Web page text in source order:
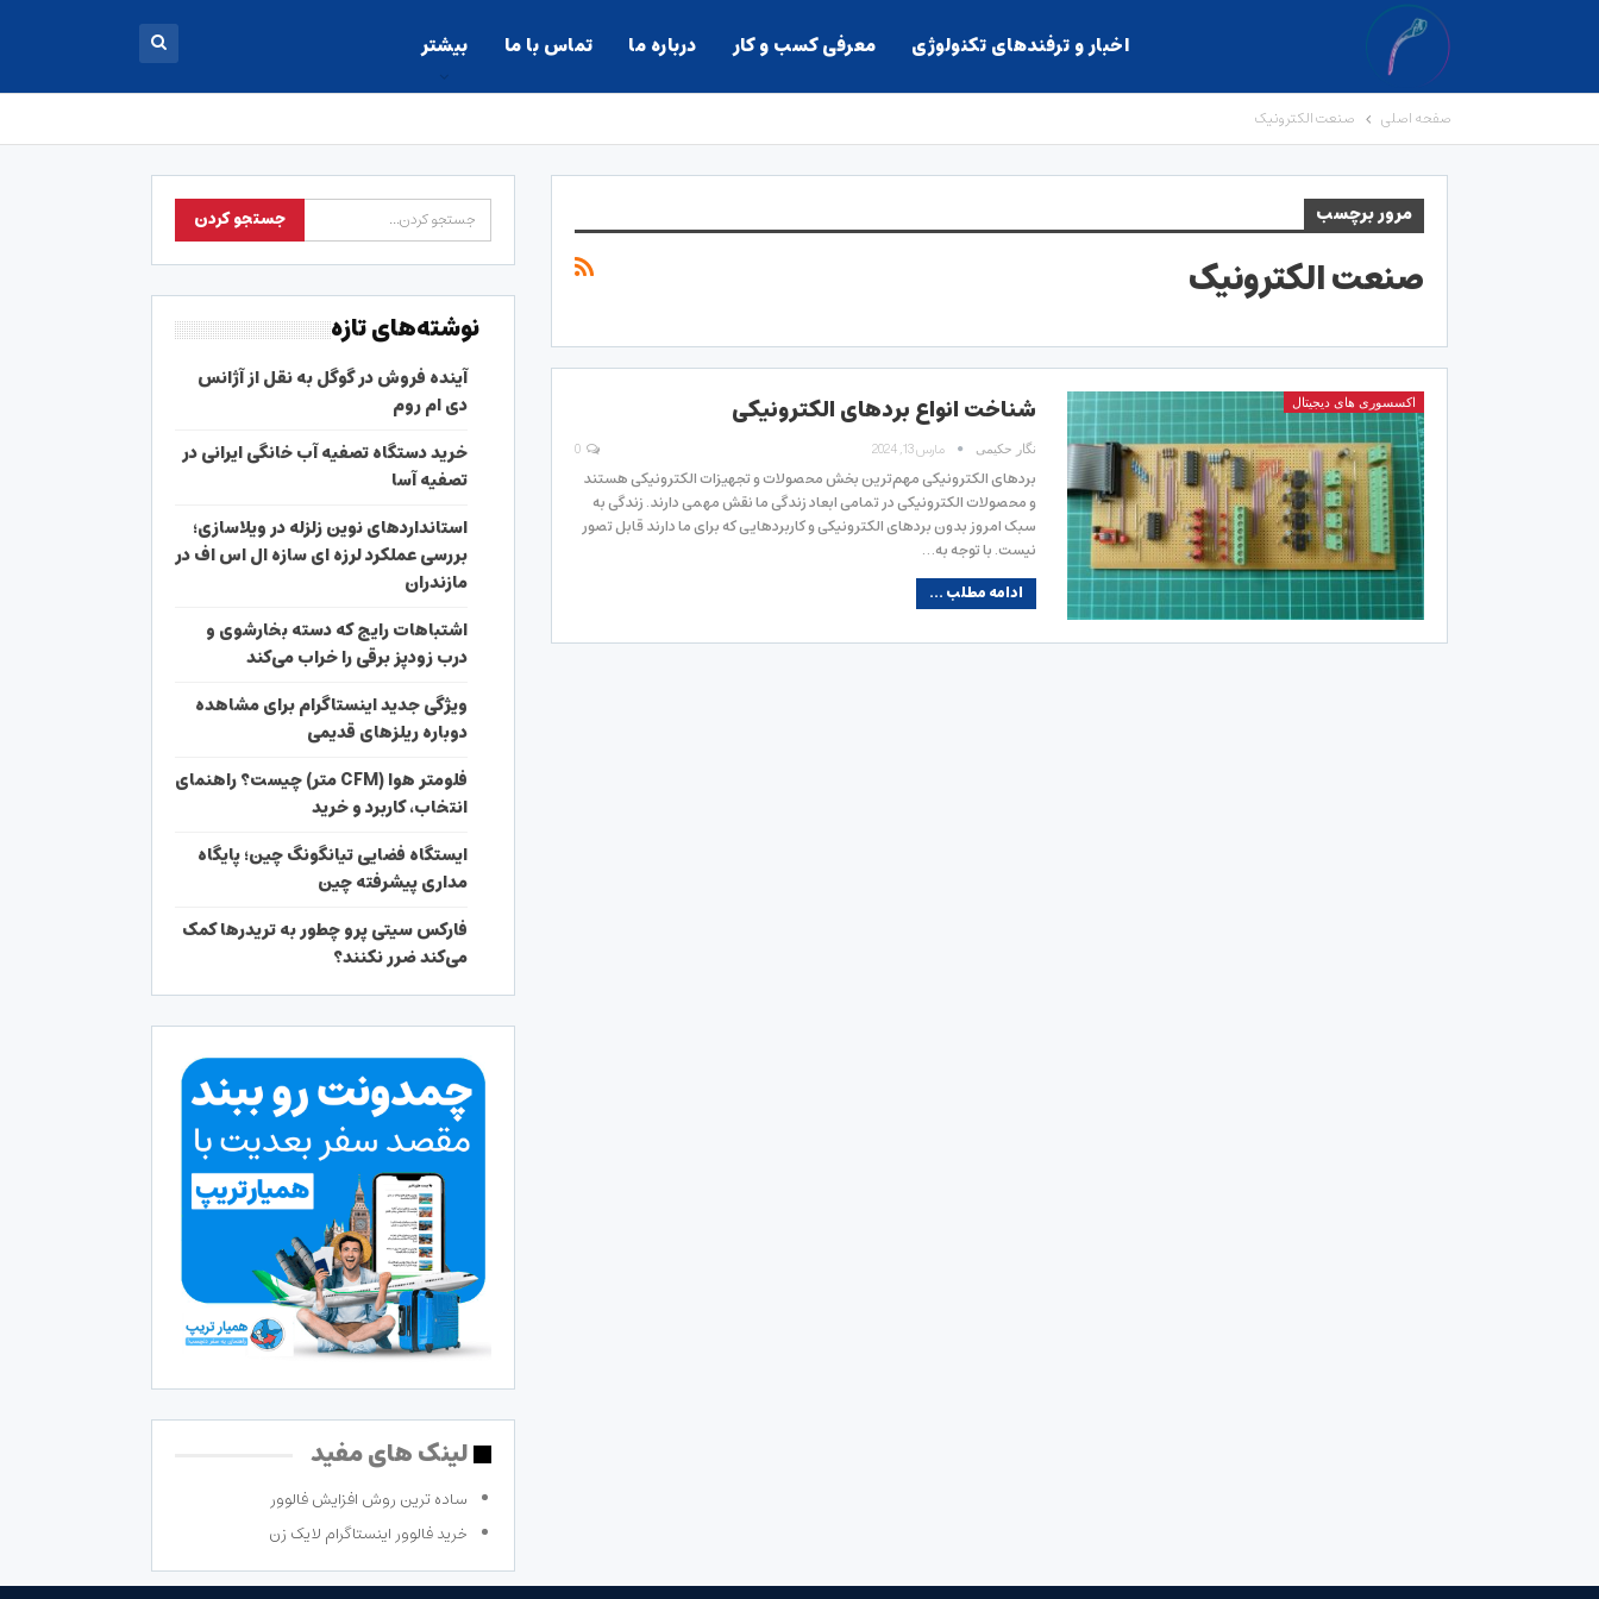
اخبار و ترفندهای تکنولوژی معرفی کسب و کار درباره ما تماس با ما بیشتر
صفحه اصلی صنعت الکترونیک
مرور برچسب
صنعت الکترونیک
اکسسوری های دیجیتال شناخت انواع برد‌های الکترونیکی
نگار حکیمی مارس 13, 2024
برد‌های الکترونیکی مهم‌ترین بخش محصولات و تجهیزات الکترونیکی هستند
و محصولات الکترونیکی در تمامی ابعاد زندگی ما نقش مهمی دارند‌. زندگی به
سبک امروز بدون برد‌های الکترونیکی و کاربرد‌هایی که برای ما دارند قابل تصور
نیست‌. با توجه به…
ادامه مطلب ...
نوشته‌های تازه
آینده فروش در گوگل به نقل از آژانس
دی ام روم
خرید دستگاه تصفیه آب خانگی ایرانی در
تصفیه آسا
استانداردهای نوین زلزله در ویلاسازی؛
بررسی عملکرد لرزه ای سازه ال اس اف در
مازندران
اشتباهات رایج که دسته بخارشوی و
درب زودپز برقی را خراب می‌کند
ویژگی جدید اینستاگرام برای مشاهده
دوباره ریلزهای قدیمی
فلومتر هوا (CFM متر) چیست؟ راهنمای
انتخاب، کاربرد و خرید
ایستگاه فضایی تیانگونگ چین؛ پایگاه
مداری پیشرفته چین
فارکس سیتی پرو چطور به تریدرها کمک
می‌کند ضرر نکنند؟
لینک های مفید
ساده ترین روش افزایش فالوور
خرید فالوور اینستاگرام لایک زن